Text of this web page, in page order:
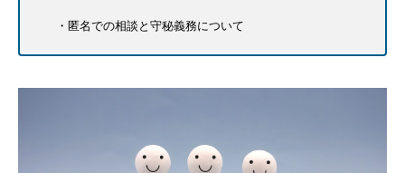
匿名での相談と守秘義務について